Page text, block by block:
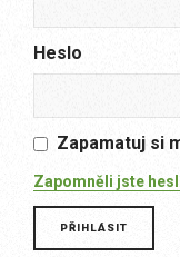
Heslo
Zapamatuj si
Zapomněli jste